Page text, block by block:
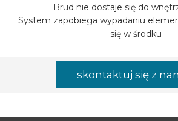
Brud nie dostaje się do
System zapobiega wypadaniu
się w środku
skontaktuj się z